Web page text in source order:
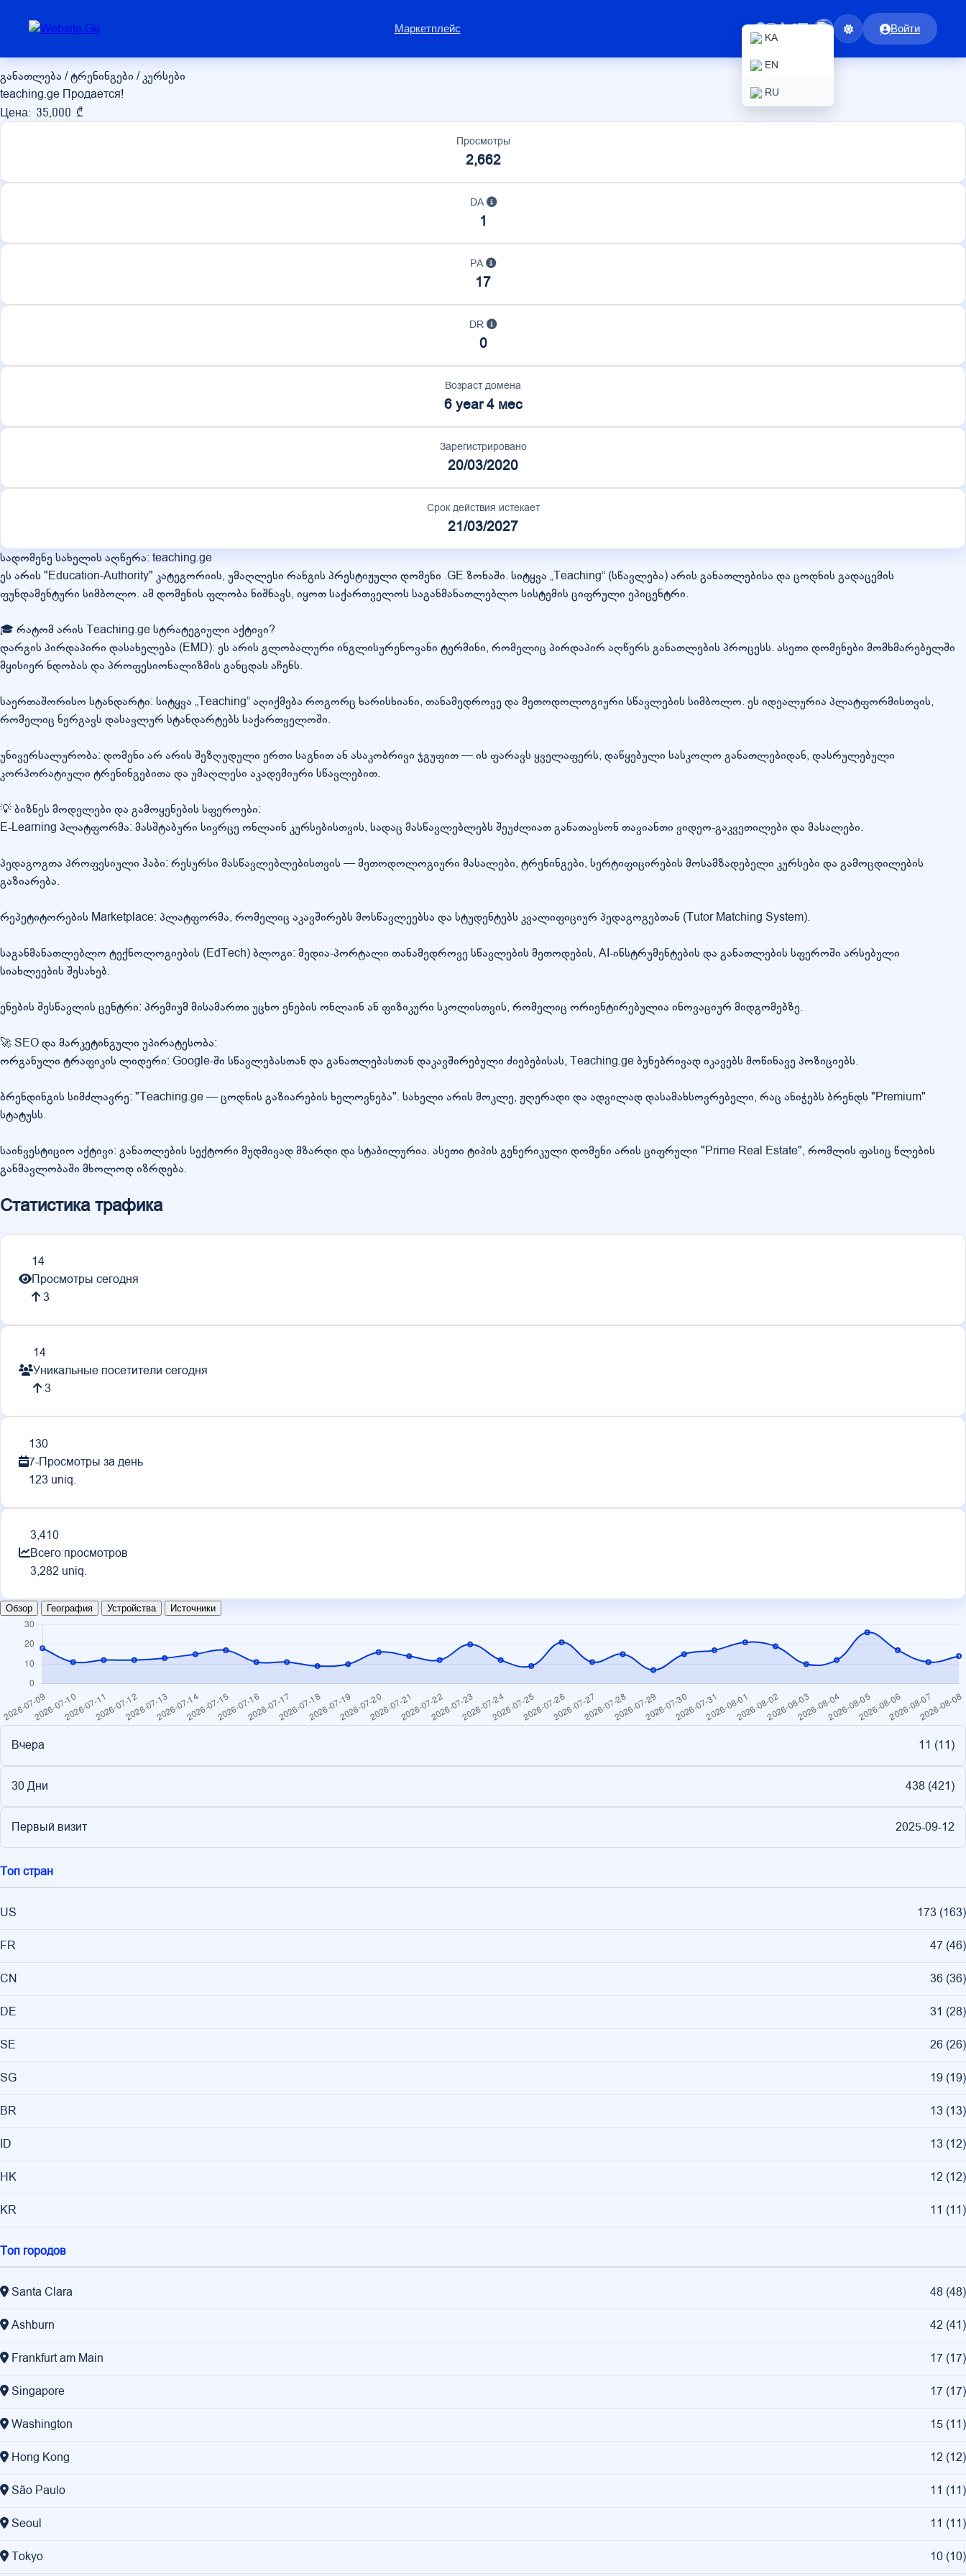
Маркетплейс
KA
EN
RU
Войти
teaching.ge
განათლება / ტრენინგები / კურსები
teaching.ge Продается!
Цена: 35,000 ₾
Просмотры
2,662
DA
1
PA
17
DR
0
Возраст домена
6 year 4 мес
Зарегистрировано
20/03/2020
Срок действия истекает
21/03/2027
სადომენე სახელის აღწერა: teaching.ge
ეს არის "Education-Authority" კატეგორიის, უმაღლესი რანგის პრესტიჟული დომენი .GE ზონაში. სიტყვა „Teaching“ (სწავლება) არის განათლებისა და ცოდნის გადაცემის
ფუნდამენტური სიმბოლო. ამ დომენის ფლობა ნიშნავს, იყოთ საქართველოს საგანმანათლებლო სისტემის ციფრული ეპიცენტრი.
🎓 რატომ არის Teaching.ge სტრატეგიული აქტივი?
დარგის პირდაპირი დასახელება (EMD): ეს არის გლობალური ინგლისურენოვანი ტერმინი, რომელიც პირდაპირ აღწერს განათლების პროცესს. ასეთი დომენები მომხმარებელში
მყისიერ ნდობას და პროფესიონალიზმის განცდას აჩენს.
საერთაშორისო სტანდარტი: სიტყვა „Teaching“ აღიქმება როგორც ხარისხიანი, თანამედროვე და მეთოდოლოგიური სწავლების სიმბოლო. ეს იდეალურია პლატფორმისთვის,
რომელიც ნერგავს დასავლურ სტანდარტებს საქართველოში.
უნივერსალურობა: დომენი არ არის შეზღუდული ერთი საგნით ან ასაკობრივი ჯგუფით — ის ფარავს ყველაფერს, დაწყებული სასკოლო განათლებიდან, დასრულებული
კორპორატიული ტრენინგებითა და უმაღლესი აკადემიური სწავლებით.
💡 ბიზნეს მოდელები და გამოყენების სფეროები:
E-Learning პლატფორმა: მასშტაბური სივრცე ონლაინ კურსებისთვის, სადაც მასწავლებლებს შეუძლიათ განათავსონ თავიანთი ვიდეო-გაკვეთილები და მასალები.
პედაგოგთა პროფესიული ჰაბი: რესურსი მასწავლებლებისთვის — მეთოდოლოგიური მასალები, ტრენინგები, სერტიფიცირების მოსამზადებელი კურსები და გამოცდილების
გაზიარება.
რეპეტიტორების Marketplace: პლატფორმა, რომელიც აკავშირებს მოსწავლეებსა და სტუდენტებს კვალიფიციურ პედაგოგებთან (Tutor Matching System).
საგანმანათლებლო ტექნოლოგიების (EdTech) ბლოგი: მედია-პორტალი თანამედროვე სწავლების მეთოდების, AI-ინსტრუმენტების და განათლების სფეროში არსებული
სიახლეების შესახებ.
ენების შესწავლის ცენტრი: პრემიუმ მისამართი უცხო ენების ონლაინ ან ფიზიკური სკოლისთვის, რომელიც ორიენტირებულია ინოვაციურ მიდგომებზე.
🚀 SEO და მარკეტინგული უპირატესობა:
ორგანული ტრაფიკის ლიდერი: Google-ში სწავლებასთან და განათლებასთან დაკავშირებული ძიებებისას, Teaching.ge ბუნებრივად იკავებს მოწინავე პოზიციებს.
ბრენდინგის სიმძლავრე: "Teaching.ge — ცოდნის გაზიარების ხელოვნება". სახელი არის მოკლე, ჟღერადი და ადვილად დასამახსოვრებელი, რაც ანიჭებს ბრენდს "Premium"
სტატუსს.
საინვესტიციო აქტივი: განათლების სექტორი მუდმივად მზარდი და სტაბილურია. ასეთი ტიპის გენერიკული დომენი არის ციფრული "Prime Real Estate", რომლის ფასიც წლების
განმავლობაში მხოლოდ იზრდება.
Статистика трафика
14
Просмотры сегодня
3
14
Уникальные посетители сегодня
3
130
7-Просмотры за день
123 uniq.
3,410
Всего просмотров
3,282 uniq.
Обзор География Устройства Источники
Вчера 11 (11)
30 Дни 438 (421)
Первый визит 2025-09-12
Топ стран
US 173 (163)
FR 47 (46)
CN 36 (36)
DE 31 (28)
SE 26 (26)
SG 19 (19)
BR 13 (13)
ID 13 (12)
HK 12 (12)
KR 11 (11)
Топ городов
Santa Clara 48 (48)
Ashburn 42 (41)
Frankfurt am Main 17 (17)
Singapore 17 (17)
Washington 15 (11)
Hong Kong 12 (12)
São Paulo 11 (11)
Seoul 11 (11)
Tokyo 10 (10)